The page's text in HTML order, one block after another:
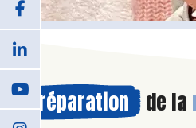
Préparation de la